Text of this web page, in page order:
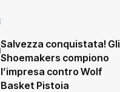
Salvezza conquistata! Gli
Shoemakers compiono
l’impresa contro Wolf
Basket Pistoia